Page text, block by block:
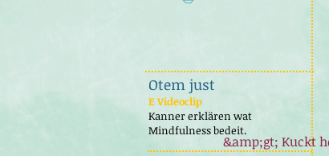
&amp;gt; Kuckt
Otem just
E Videoclip
Kanner erklären wat
Mindfulness bedeit.